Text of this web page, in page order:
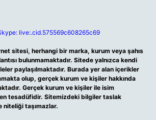
live:.cid.575569c608265c69
sitesi, herhangi bir marka, kurum veya şahıs
bulunmamaktadır. Sitede yalnızca kendi
paylaşılmaktadır. Burada yer alan içerikler
olup, gerçek kurum ve kişiler hakkında
Gerçek kurum ve kişiler ile isim
tesadüfidir. Sitemizdeki bilgiler taslak
niteliği taşımazlar.